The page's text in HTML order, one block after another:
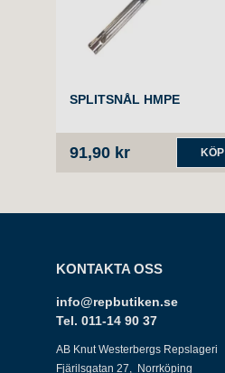
SPLITSNÅL HMPE
91,90 kr KÖP
KONTAKTA OSS
info@repbutiken.se
Tel. 011-14 90 37
AB Knut Westerbergs Repslageri
Fjärilsgatan 27, Norrköping